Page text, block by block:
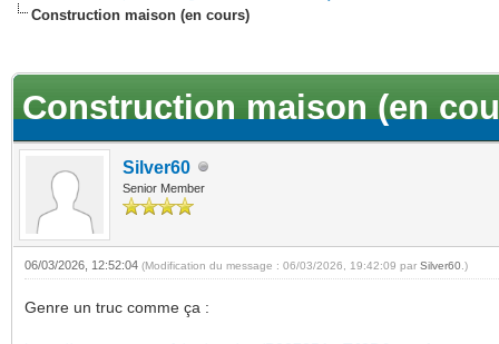
Construction maison (en cours)
Construction maison (en
Silver60
Senior Member
06/03/2026, 12:52:04 (Modification du message : 06/03/2026, 19:42:09 par Silver60 .)
Genre un truc comme ça :